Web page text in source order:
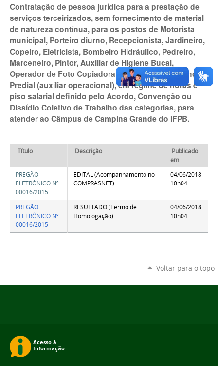
Contratação de pessoa jurídica para a prestação de
serviços terceirizados, sem fornecimento de material
de natureza contínua, para os postos de Motorista
municipal, Porteiro diurno, Recepcionista, Jardineiro,
Copeiro, Eletricista, Bombeiro Hidráulico, Pedreiro,
Marceneiro, Pintor, Auxiliar de Higiene Bucal,
Operador de Foto Copiadora, Auxiliar de Manutenção
Predial (auxiliar operacional), em regime de horas e
piso salarial definido pelo Acordo, Convenção ou
Dissídio Coletivo de Trabalho das categorias, para
atender ao Câmpus de Campina Grande do IFPB.
Título Descrição
Publicado
em
PREGÃO
ELETRÔNICO Nº
00016/2015
EDITAL (Acompanhamento no
COMPRASNET)
04/06/2018
10h04
PREGÃO
ELETRÔNICO Nº
00016/2015
RESULTADO (Termo de
Homologação)
04/06/2018
10h04
Voltar para o topo